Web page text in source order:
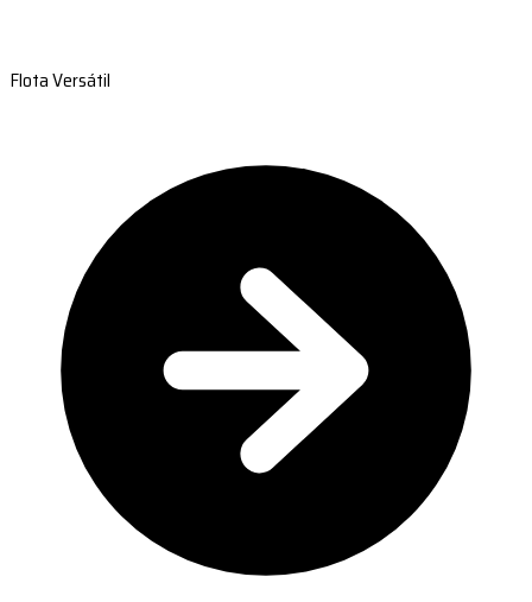
Flota Versátil